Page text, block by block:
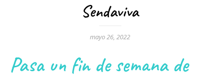
Sendaviva
mayo 26, 2022
Pasa un fin de semana de